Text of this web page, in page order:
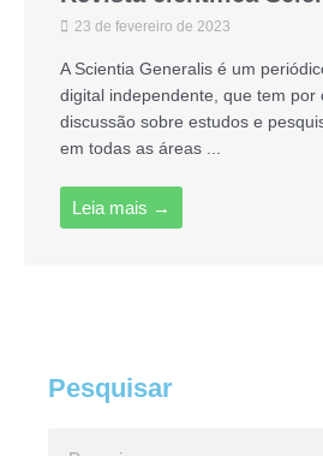
23 de fevereiro de 2023
A Scientia Generalis é um
digital independente, que tem por
discussão sobre estudos e
em todas as áreas ...
Leia mais →
Pesquisar